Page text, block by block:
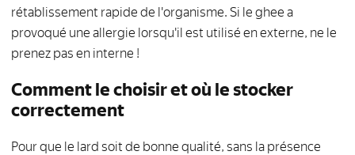
rétablissement rapide de l'organisme. Si le ghee a
provoqué une allergie lorsqu'il est utilisé en externe, ne le
prenez pas en interne !
Comment le choisir et où le stocker
correctement
Pour que le lard soit de bonne qualité, sans la présence